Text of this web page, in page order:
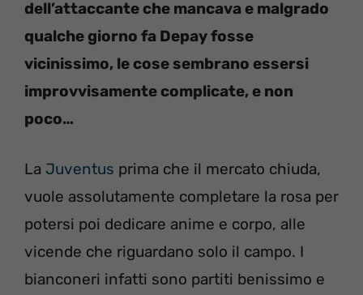
dell’attaccante che mancava e malgrado
qualche giorno fa Depay fosse
vicinissimo, le cose sembrano essersi
improvvisamente complicate, e non
poco…
La Juventus prima che il mercato chiuda,
vuole assolutamente completare la rosa per
potersi poi dedicare anime e corpo, alle
vicende che riguardano solo il campo. I
bianconeri infatti sono partiti benissimo e